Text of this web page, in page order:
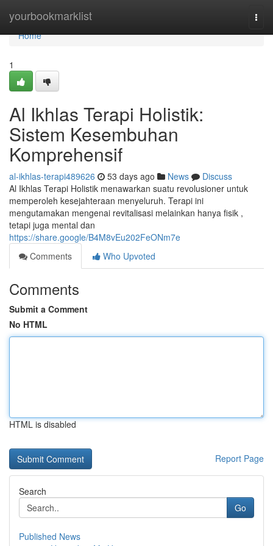
yourbookmarklist
Home
Home
1
Al Ikhlas Terapi Holistik:
Sistem Kesembuhan
Komprehensif
al-ikhlas-terapi489626 53 days ago News
Discuss
Al Ikhlas Terapi Holistik menawarkan suatu revolusioner untuk
memperoleh kesejahteraan menyeluruh. Terapi ini
mengutamakan mengenai revitalisasi melainkan hanya fisik ,
tetapi juga mental dan
https://share.google/B4M8vEu202FeONm7e
Comments
Who Upvoted
Comments
Submit a Comment
No HTML
HTML is disabled
Report Page
Search
Go
Published News